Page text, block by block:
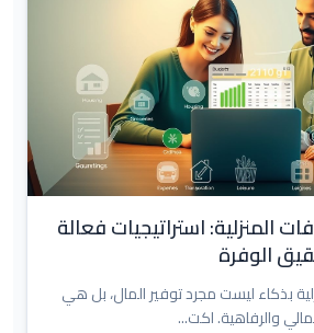
المنزلية: استراتيجيات فعالة
الوفرة
بذكاء ليست مجرد توفير المال، بل هي
والرفاهية. اكت...